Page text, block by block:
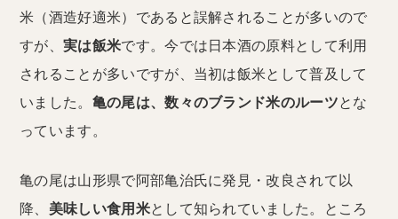
米（酒造好適米）であると誤解されることが多いので
すが、 実は飯米です。今では日本酒の原料として利用
されることが多いですが、当初は飯米として普及して
いました。 亀の尾は、数々のブランド米のルーツとな
っています。
亀の尾は山形県で阿部亀治氏に発見・改良されて以
降、 美味しい食用米として知られていました。ところ